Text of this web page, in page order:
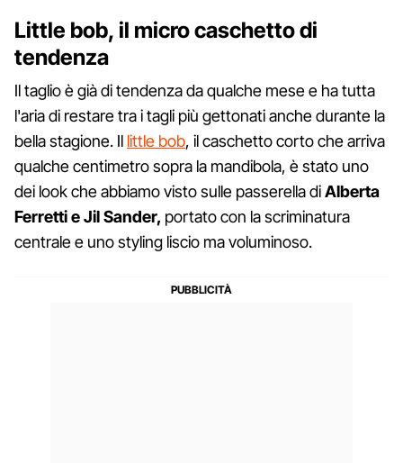
Little bob, il micro caschetto di
tendenza
Il taglio è già di tendenza da qualche mese e ha tutta
l'aria di restare tra i tagli più gettonati anche durante la
bella stagione. Il little bob, il caschetto corto che arriva
qualche centimetro sopra la mandibola, è stato uno
dei look che abbiamo visto sulle passerella diAlberta
Ferretti e Jil Sander, portato con la scriminatura
centrale e uno styling liscio ma voluminoso.